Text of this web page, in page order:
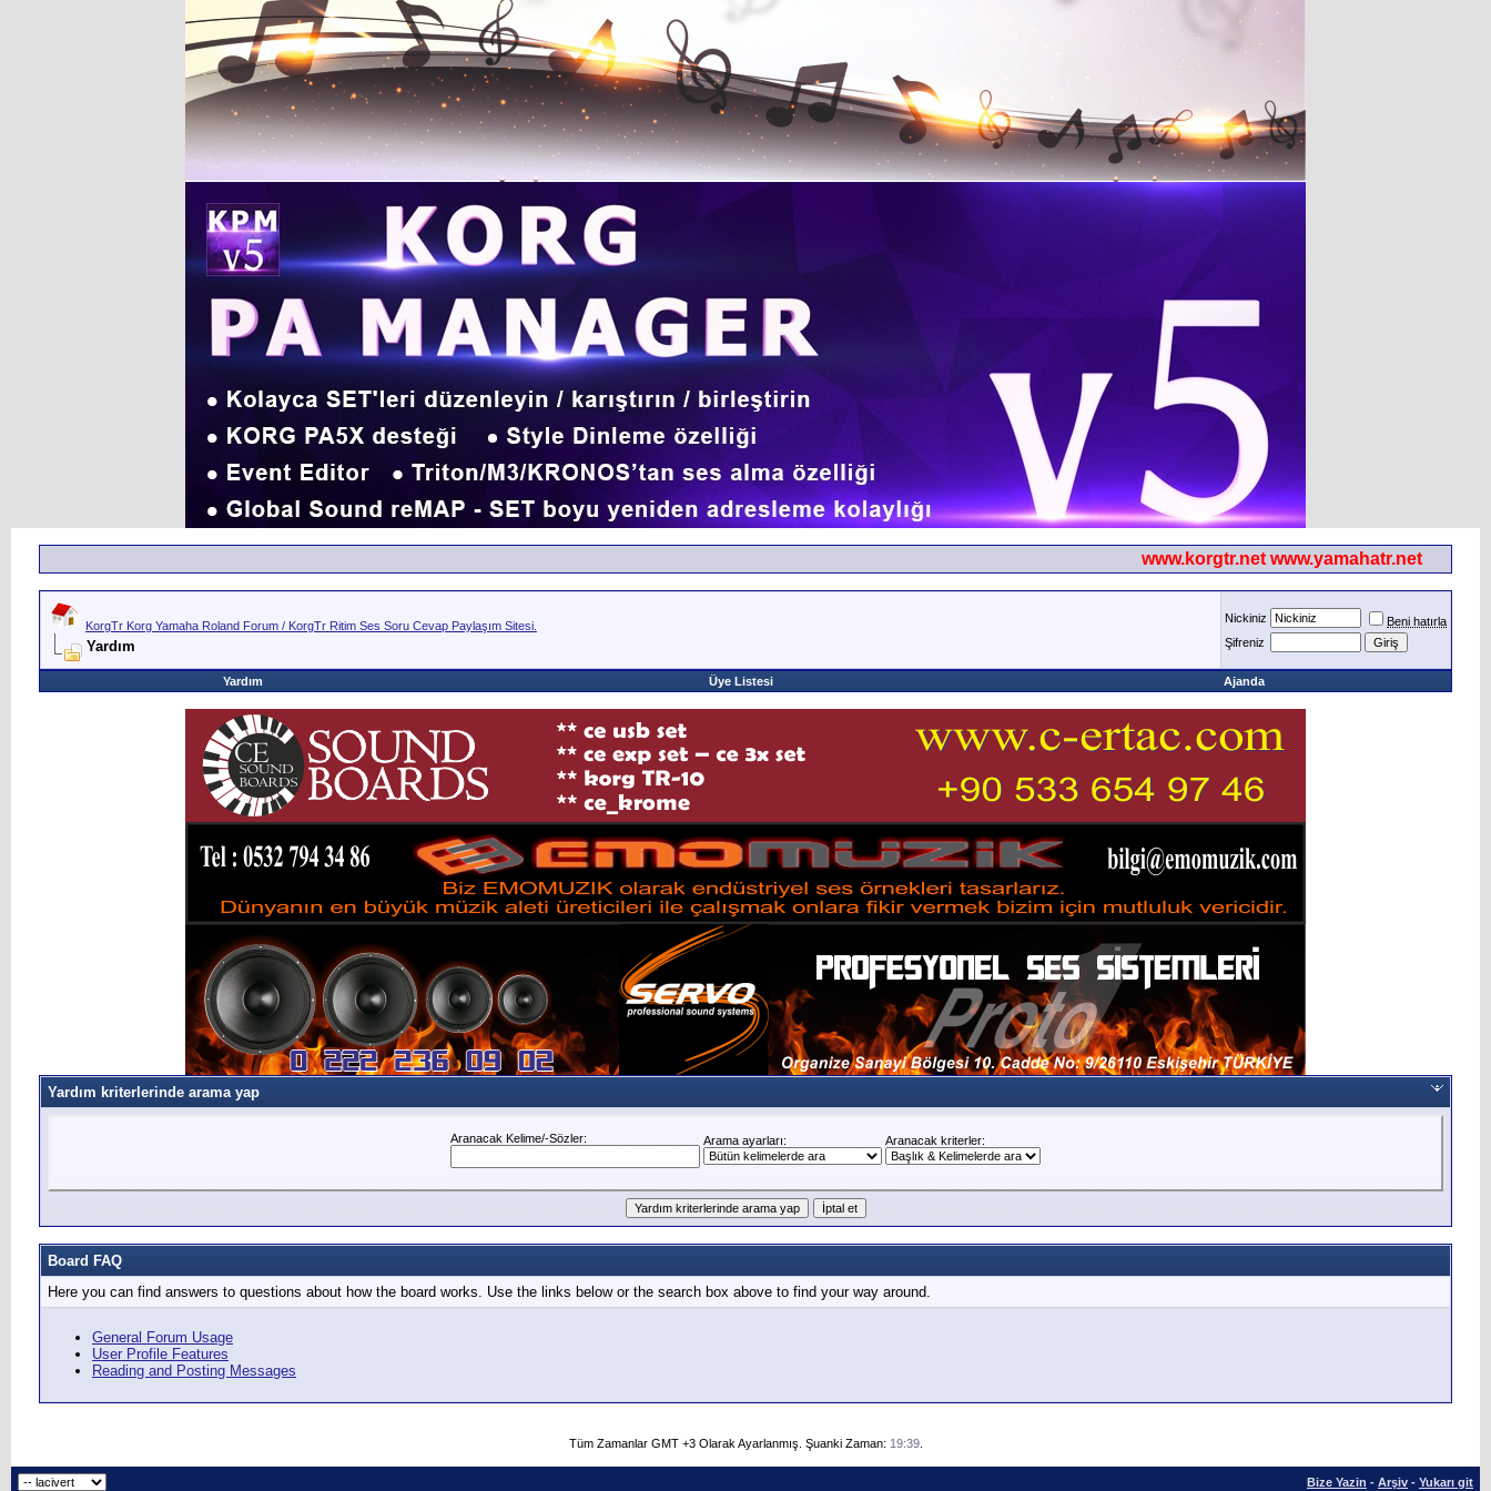
www.korgtr.net www.yamahatr.net
KorgTr Korg Yamaha Roland Forum / KorgTr Ritim Ses Soru Cevap Paylaşım Sitesi.
Yardım
Nickiniz
Beni hatırla
Şifreniz
Yardım Üye Listesi Ajanda
Yardım kriterlerinde arama yap
Aranacak Kelime/-Sözler: Arama ayarları: Aranacak kriterler:
Board FAQ
Here you can find answers to questions about how the board works. Use the links below or the search box above to find your way around.
General Forum Usage
User Profile Features
Reading and Posting Messages
Tüm Zamanlar GMT +3 Olarak Ayarlanmış. Şuanki Zaman: 19:39.
Bize Yazin - Arşiv - Yukarı git